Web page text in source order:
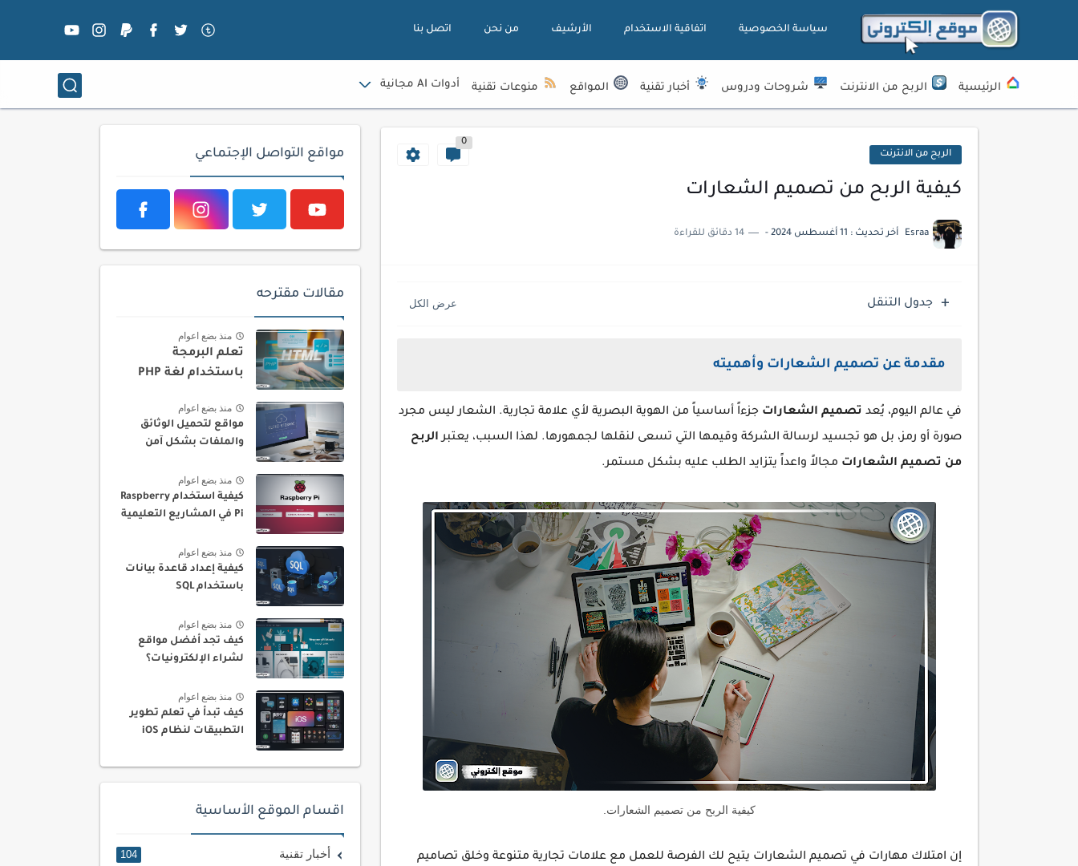
سياسة الخصوصية اتفاقية الاستخدام الأرشيف من نحن اتصل بنا
الرئيسية الربح من الانترنت شروحات ودروس أخبار تقنية المواقع منوعات تقنية أدوات AI مجانية
الربح من الانترنت
0
كيفية الربح من تصميم الشعارات
Esraa أخر تحديث : 11 أغسطس 2024 - 14 دقائق للقراءة
جدول التنقل
مقدمة عن تصميم الشعارات وأهميته
في عالم اليوم، يُعد تصميم الشعارات جزءاً أساسياً من الهوية البصرية لأي علامة تجارية. الشعار ليس مجرد
صورة أو رمز، بل هو تجسيد لرسالة الشركة وقيمها التي تسعى لنقلها لجمهورها. لهذا السبب، يعتبرالربح
من تصميم الشعارات مجالاً واعداً يتزايد الطلب عليه بشكل مستمر.
كيفية الربح من تصميم الشعارات.
إن امتلاك مهارات في تصميم الشعارات يتيح لك الفرصة للعمل مع علامات تجارية متنوعة وخلق تصاميم
مواقع التواصل الإجتماعي
مقالات مقترحه
منذ بضع اعوام
تعلم البرمجة
باستخدام لغة PHP
منذ بضع اعوام
مواقع لتحميل الوثائق
والملفات بشكل آمن
منذ بضع اعوام
كيفية استخدام Raspberry
Pi في المشاريع التعليمية
منذ بضع اعوام
كيفية إعداد قاعدة بيانات
باستخدام SQL
منذ بضع اعوام
كيف تجد أفضل مواقع
لشراء الإلكترونيات؟
منذ بضع اعوام
كيف تبدأ في تعلم تطوير
التطبيقات لنظام iOS
اقسام الموقع الأساسية
أخبار تقنية 104